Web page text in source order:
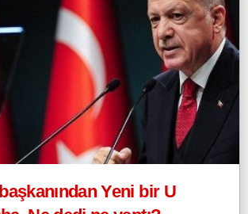
Yeni bir U
Ne dedi ne yaptı?